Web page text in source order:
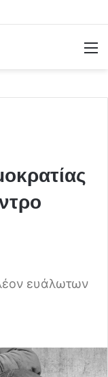
ευάλωτων